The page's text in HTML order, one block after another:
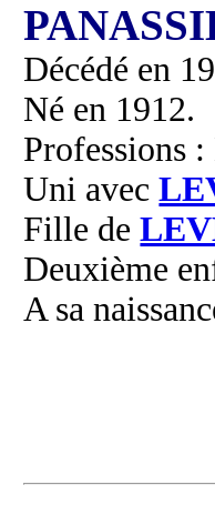
Décédé en
Né en 1912.
Professions
Uni avec
Fille de
Deuxième
A sa